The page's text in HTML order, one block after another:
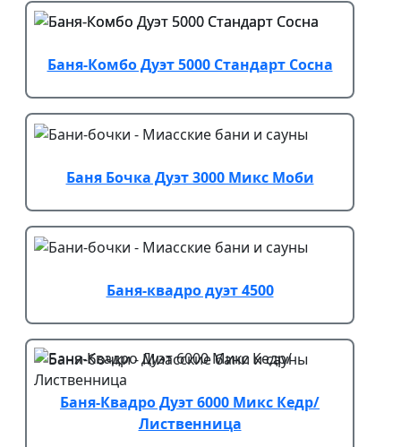
Баня-Комбо Дуэт 5000 Стандарт Сосна
Баня Бочка Дуэт 3000 Микс Моби
Баня-квадро дуэт 4500
Баня-Квадро Дуэт 6000 Микс Кедр/
Лиственница